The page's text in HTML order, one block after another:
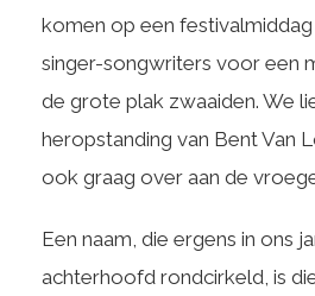
komen op een
singer-songwriters voor een
de grote plak zwaaiden. We
heropstanding van Bent Van
ook graag over aan de
Een naam, die ergens in ons
achterhoofd rondcirkeld, is